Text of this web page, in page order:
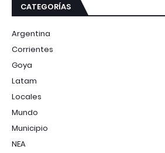
CATEGORÍAS
Argentina
Corrientes
Goya
Latam
Locales
Mundo
Municipio
NEA